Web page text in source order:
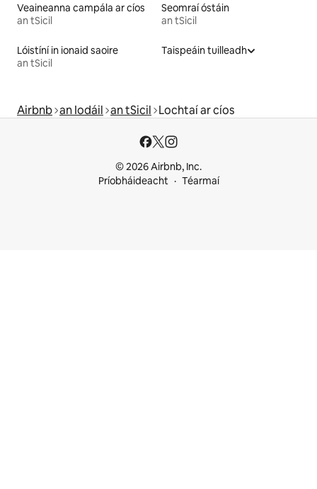
Veaineanna campála ar cíos
an tSicil
Seomraí óstáin
an tSicil
Lóistíní in ionaid saoire
an tSicil
Taispeáin tuilleadh
Airbnb an Iodáil an tSicil Lochtaí ar cíos
© 2026 Airbnb, Inc.
Príobháideacht
Téarmaí